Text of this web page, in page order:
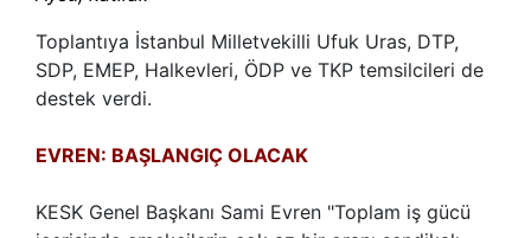
Toplantıya İstanbul Milletvekilli Ufuk Uras, DTP,
SDP, EMEP, Halkevleri, ÖDP ve TKP temsilcileri de
destek verdi.
EVREN: BAŞLANGIÇ OLACAK
KESK Genel Başkanı Sami Evren "Toplam iş gücü